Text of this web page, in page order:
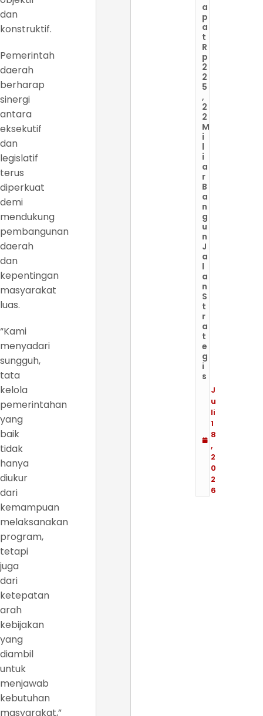
dan
konstruktif.
Pemerintah
daerah
berharap
sinergi
antara
eksekutif
dan
legislatif
terus
diperkuat
demi
mendukung
pembangunan
daerah
dan
kepentingan
masyarakat
luas.
“Kami
menyadari
sungguh,
tata
kelola
pemerintahan
yang
baik
tidak
hanya
diukur
dari
kemampuan
melaksanakan
program,
tetapi
juga
dari
ketepatan
arah
kebijakan
yang
diambil
untuk
menjawab
kebutuhan
masyarakat,”
a
p
a
t
R
p
2
2
5
,
2
2
M
i
l
i
a
r
B
a
n
g
u
n
J
a
l
a
n
S
t
r
a
t
e
g
i
s
J
u
li
1
8
,
2
0
2
6